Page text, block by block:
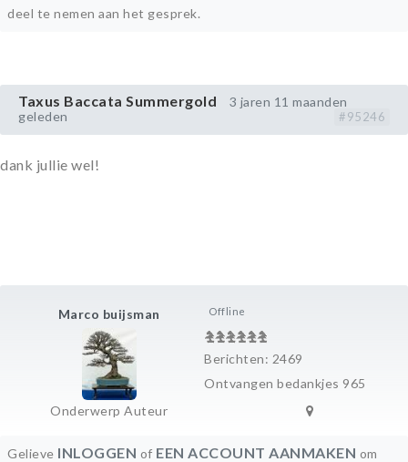
deel te nemen aan het gesprek.
Taxus Baccata Summergold
3 jaren 11 maanden
geleden
#95246
Marco buijsman
Onderwerp Auteur
Offline
Berichten: 2469
Ontvangen bedankjes 965
dank jullie wel!
Gelieve INLOGGEN of EEN ACCOUNT AANMAKEN om